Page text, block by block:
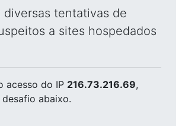
diversas tentativas de
a sites hospedados
acesso do IP 216.73.216.69,
abaixo.